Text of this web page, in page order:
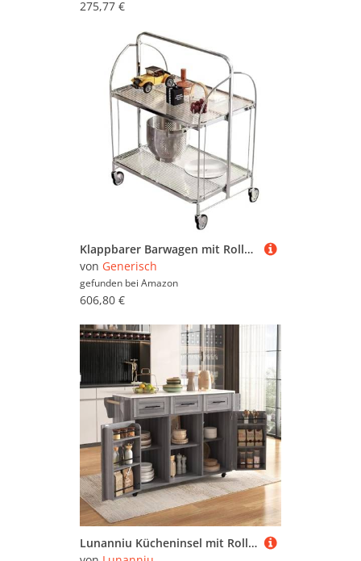
275,77 €
Klappbarer Barwagen mit Rollen – Rollwagen für Kaffee, Tee und Getränke – ideal für Küche und Party
von Generisch
gefunden bei Amazon
606,80 €
Lunanniu Kücheninsel mit Rollen mit klappbarer Arbeitsplatte, 139 x x 46 x91,5 cm, Bewegliche Kücheninsel, Servierwagen Rollwagen mit Auswechselbare Massivholzfüße (Grau)